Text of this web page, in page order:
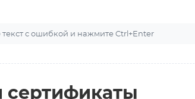
с ошибкой и нажмите Ctrl+Enter